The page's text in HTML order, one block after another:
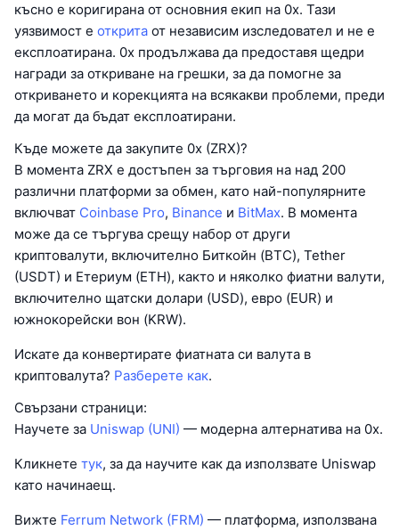
късно е коригирана от основния екип на 0x. Тази
уязвимост е открита от независим изследовател и не е
експлоатирана. 0x продължава да предоставя щедри
награди за откриване на грешки, за да помогне за
откриването и корекцията на всякакви проблеми, преди
да могат да бъдат експлоатирани.
Къде можете да закупите 0x (ZRX)?
В момента ZRX е достъпен за търговия на над 200
различни платформи за обмен, като най-популярните
включват Coinbase Pro, Binance и BitMax. В момента
може да се търгува срещу набор от други
криптовалути, включително Биткойн (BTC), Tether
(USDT) и Етериум (ETH), както и няколко фиатни валути,
включително щатски долари (USD), евро (EUR) и
южнокорейски вон (KRW).
Искате да конвертирате фиатната си валута в
криптовалута? Разберете как.
Свързани страници:
Научете за Uniswap (UNI) — модерна алтернатива на 0x.
Кликнете тук, за да научите как да използвате Uniswap
като начинаещ.
Вижте Ferrum Network (FRM) — платформа, използвана